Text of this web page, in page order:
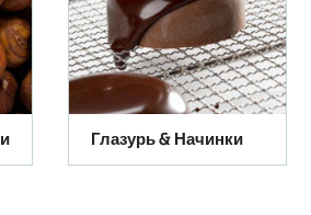
Глазурь & Начинки